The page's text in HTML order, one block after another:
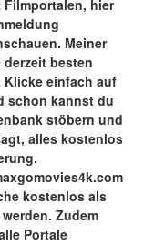
hier
Meiner
besten
einfach auf
schon kannst du
stöbern und
alles kostenlos
kostenlos als
Zudem
Portale